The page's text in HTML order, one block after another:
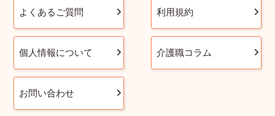
よくあるご質問 利用規約
個人情報について 介護職コラム
お問い合わせ